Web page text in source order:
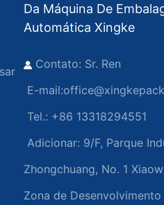
Da Máquina De
Automática Xingke
Contato: Sr. Ren
E-mail:
Tel.: +86 13318294551
Adicionar: 9/F, Parque
Zhongchuang, No. 1
Zona de Desenvolvimento